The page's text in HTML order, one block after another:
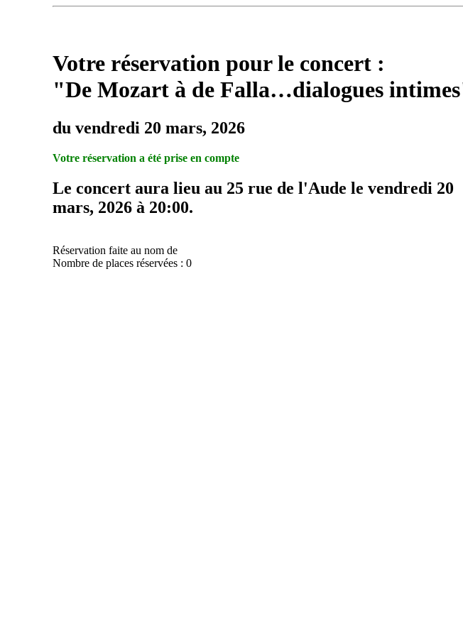
Votre réservation pour le concert :
"De Mozart à de Falla…dialogues
du vendredi 20 mars, 2026
Votre réservation a été prise en compte
Le concert aura lieu au 25 rue de l'Aude le vendredi 20
mars, 2026 à 20:00.
Réservation faite au nom de
Nombre de places réservées : 0